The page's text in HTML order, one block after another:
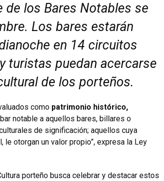
de los Bares Notables se
Los bares estarán
en 14 circuitos
turistas puedan acercarse
de los porteños.
como patrimonio histórico,
notable a aquellos bares, billares o
de significación; aquellos cuya
otorgan un valor propio”, expresa la Ley
porteño busca celebrar y destacar estos